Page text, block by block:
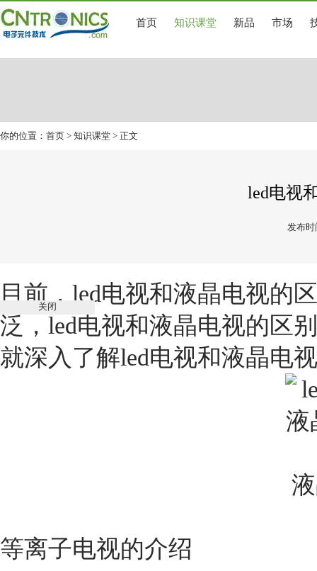
首页 知识课堂 新品 市场
你的位置： 首页 > 知识课堂 > 正文
led电视
发布时
目前， led电视和液晶电视的
泛，led电视和液晶电视的区
就深入了解led电视和液晶电
等离子电视的介绍
关闭